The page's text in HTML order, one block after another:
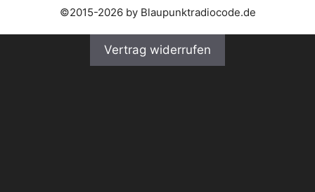
©2015-2026 by Blaupunktradiocode.de
Vertrag widerrufen